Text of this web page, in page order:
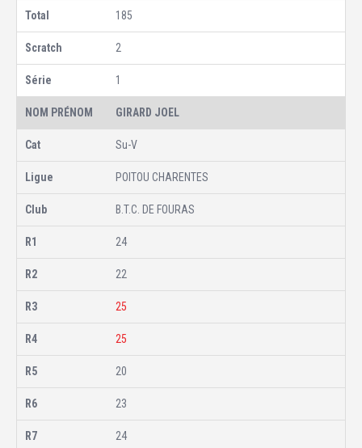
185
2
1
GIRARD JOEL
Su-V
POITOU CHARENTES
B.T.C. DE FOURAS
24
22
25
25
20
23
24